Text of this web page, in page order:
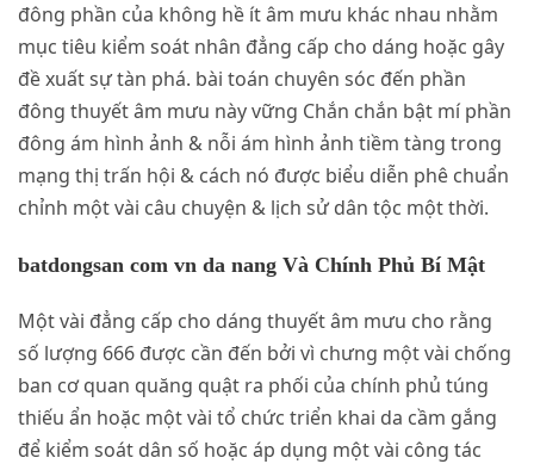
đông phần của không hề ít âm mưu khác nhau nhằm
mục tiêu kiểm soát nhân đẳng cấp cho dáng hoặc gây
đề xuất sự tàn phá. bài toán chuyên sóc đến phần
đông thuyết âm mưu này vững Chắn chắn bật mí phần
đông ám hình ảnh & nỗi ám hình ảnh tiềm tàng trong
mạng thị trấn hội & cách nó được biểu diễn phê chuẩn
chỉnh một vài câu chuyện & lịch sử dân tộc một thời.
batdongsan com vn da nang Và Chính Phủ Bí Mật
Một vài đẳng cấp cho dáng thuyết âm mưu cho rằng
số lượng 666 được cần đến bởi vì chưng một vài chống
ban cơ quan quăng quật ra phối của chính phủ túng
thiếu ẩn hoặc một vài tổ chức triển khai da cầm gắng
để kiểm soát dân số hoặc áp dụng một vài công tác